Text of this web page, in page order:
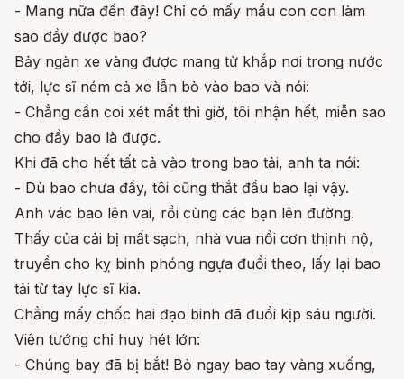
- Mang nữa đến đây! Chỉ có mấy mẩu con con làm
sao đầy được bao?
Bảy ngàn xe vàng được mang từ khắp nơi trong nước
tới, lực sĩ ném cả xe lẫn bò vào bao và nói:
- Chẳng cần coi xét mất thì giờ, tôi nhận hết, miễn sao
cho đầy bao là được.
Khi đã cho hết tất cả vào trong bao tải, anh ta nói:
- Dù bao chưa đầy, tôi cũng thắt đầu bao lại vậy.
Anh vác bao lên vai, rồi cùng các bạn lên đường.
Thấy của cải bị mất sạch, nhà vua nổi cơn thịnh nộ,
truyền cho kỵ binh phóng ngựa đuổi theo, lấy lại bao
tải từ tay lực sĩ kia.
Chẳng mấy chốc hai đạo binh đã đuổi kịp sáu người.
Viên tướng chỉ huy hét lớn:
- Chúng bay đã bị bắt! Bỏ ngay bao tay vàng xuống,